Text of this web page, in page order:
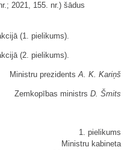
2021, 155. nr.) šādus
(1. pielikums).
(2. pielikums).
Ministru prezidentsA. K. Kariņš
Zemkopības ministrs D. Šmits
1. pielikums
Ministru kabineta